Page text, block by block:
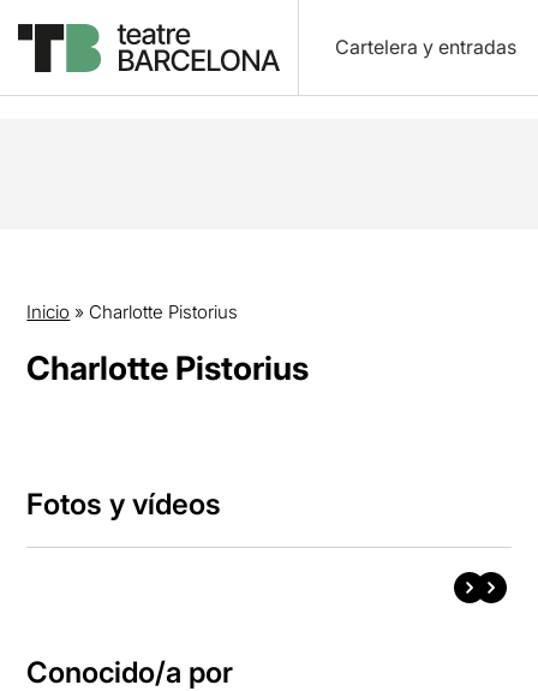
Cartelera y entradas
Inicio » Charlotte Pistorius
Charlotte Pistorius
Fotos y vídeos
Conocido/a por